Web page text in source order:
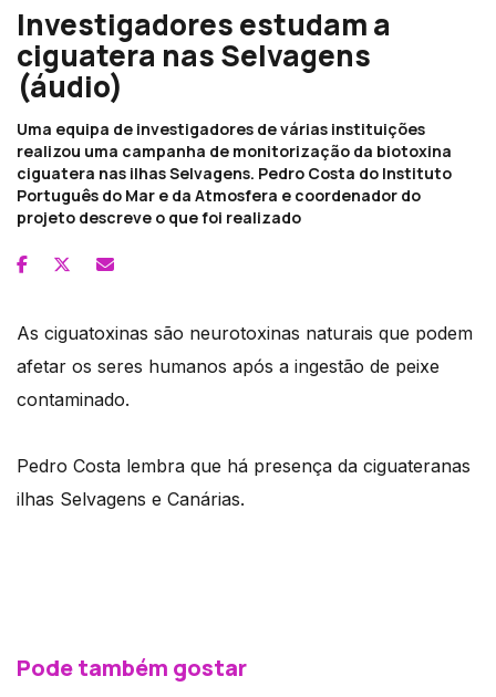
Investigadores estudam a
ciguatera nas Selvagens
(áudio)
Uma equipa de investigadores de várias instituições
realizou uma campanha de monitorização da biotoxina
ciguatera nas ilhas Selvagens. Pedro Costa do Instituto
Português do Mar e da Atmosfera e coordenador do
projeto descreve o que foi realizado
As ciguatoxinas são neurotoxinas naturais que podem
afetar os seres humanos após a ingestão de peixe
contaminado.
Pedro Costa lembra que há presença da ciguateranas
ilhas Selvagens e Canárias.
Pode também gostar